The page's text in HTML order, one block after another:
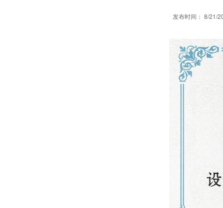
发布时间： 8/